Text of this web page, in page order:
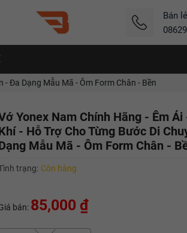
Bán
- Đa Dạng Mẫu Mã - Ôm Form Chân - Bền
Yonex Nam Chính Hãng - Êm Ái
- Hỗ Trợ Cho Từng Bước Di
Mẫu Mã - Ôm Form Chân -
trạng: Còn hàng
bán: 85,000 ₫